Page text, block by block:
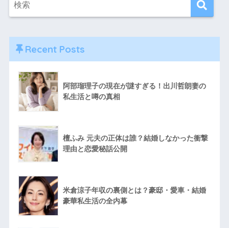
Recent Posts
阿部瑠理子の現在が謎すぎる！出川哲朗妻の
私生活と噂の真相
檀ふみ 元夫の正体は誰？結婚しなかった衝撃
理由と恋愛秘話公開
米倉涼子年収の裏側とは？豪邸・愛車・結婚
豪華私生活の全内幕